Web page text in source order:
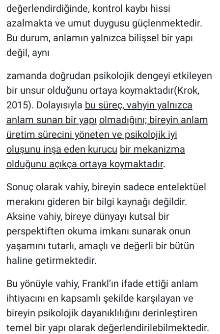
değerlendirdiğinde, kontrol kaybı hissi
azalmakta ve umut duygusu güçlenmektedir.
Bu durum, anlamın yalnızca bilişsel bir yapı
değil, aynı
zamanda doğrudan psikolojik dengeyi etkileyen
bir unsur olduğunu ortaya koymaktadır(Krok,
2015). Dolayısıyla bu süreç, vahyin yalnızca
anlam sunan bir yapı olmadığını; bireyin anlam
üretim sürecini yöneten ve psikolojik iyi
oluşunu inşa eden kurucu bir mekanizma
olduğunu açıkça ortaya koymaktadır.
Sonuç olarak vahiy, bireyin sadece entelektüel
merakını gideren bir bilgi kaynağı değildir.
Aksine vahiy, bireye dünyayı kutsal bir
perspektiften okuma imkanı sunarak onun
yaşamını tutarlı, amaçlı ve değerli bir bütün
haline getirmektedir.
Bu yönüyle vahiy, Frankl’ın ifade ettiği anlam
ihtiyacını en kapsamlı şekilde karşılayan ve
bireyin psikolojik dayanıklılığını derinleştiren
temel bir yapı olarak değerlendirilebilmektedir.